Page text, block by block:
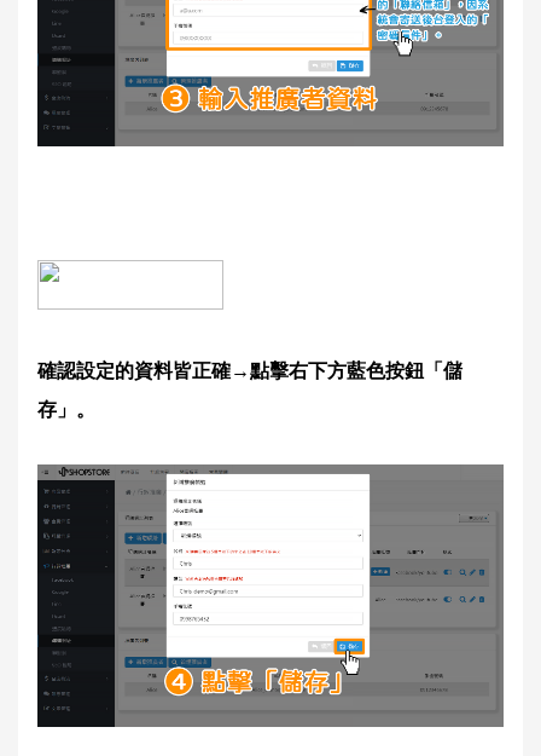
確認設定的資料皆正確→點擊右下方藍色按鈕「儲
存」。